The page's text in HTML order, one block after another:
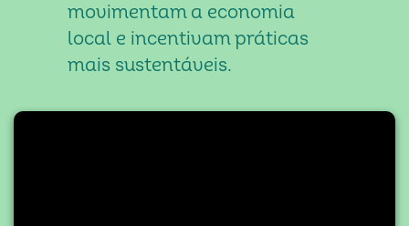
movimentam a economia
local e incentivam práticas
mais sustentáveis.